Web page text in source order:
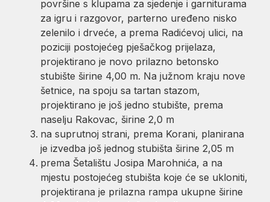
površine s klupama za sjedenje i garniturama
za igru i razgovor, parterno uređeno nisko
zelenilo i drveće, a prema Radićevoj ulici, na
poziciji postojećeg pješačkog prijelaza,
projektirano je novo prilazno betonsko
stubište širine 4,00 m. Na južnom kraju nove
šetnice, na spoju sa tartan stazom,
projektirano je još jedno stubište, prema
naselju Rakovac, širine 2,0 m
na suprutnoj strani, prema Korani, planirana
je izvedba još jednog stubišta širine 2,05 m
prema Šetalištu Josipa Marohnića, a na
mjestu postojećeg stubišta koje će se ukloniti,
projektirana je prilazna rampa ukupne širine